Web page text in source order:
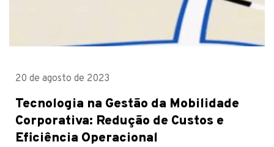
20 de agosto de 2023
Tecnologia na Gestão da Mobilidade
Corporativa: Redução de Custos e
Eficiência Operacional